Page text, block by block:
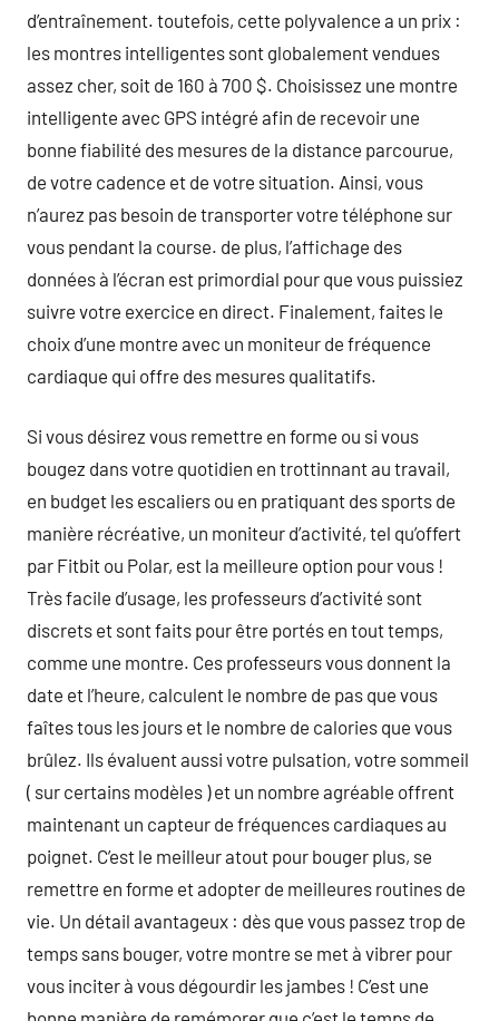
d’entraînement. toutefois, cette polyvalence a un prix :
les montres intelligentes sont globalement vendues
assez cher, soit de 160 à 700 $. Choisissez une montre
intelligente avec GPS intégré afin de recevoir une
bonne fiabilité des mesures de la distance parcourue,
de votre cadence et de votre situation. Ainsi, vous
n’aurez pas besoin de transporter votre téléphone sur
vous pendant la course. de plus, l’affichage des
données à l’écran est primordial pour que vous puissiez
suivre votre exercice en direct. Finalement, faites le
choix d’une montre avec un moniteur de fréquence
cardiaque qui offre des mesures qualitatifs.
Si vous désirez vous remettre en forme ou si vous
bougez dans votre quotidien en trottinnant au travail,
en budget les escaliers ou en pratiquant des sports de
manière récréative, un moniteur d’activité, tel qu’offert
par Fitbit ou Polar, est la meilleure option pour vous !
Très facile d’usage, les professeurs d’activité sont
discrets et sont faits pour être portés en tout temps,
comme une montre. Ces professeurs vous donnent la
date et l’heure, calculent le nombre de pas que vous
faîtes tous les jours et le nombre de calories que vous
brûlez. Ils évaluent aussi votre pulsation, votre sommeil
( sur certains modèles ) et un nombre agréable offrent
maintenant un capteur de fréquences cardiaques au
poignet. C’est le meilleur atout pour bouger plus, se
remettre en forme et adopter de meilleures routines de
vie. Un détail avantageux : dès que vous passez trop de
temps sans bouger, votre montre se met à vibrer pour
vous inciter à vous dégourdir les jambes ! C’est une